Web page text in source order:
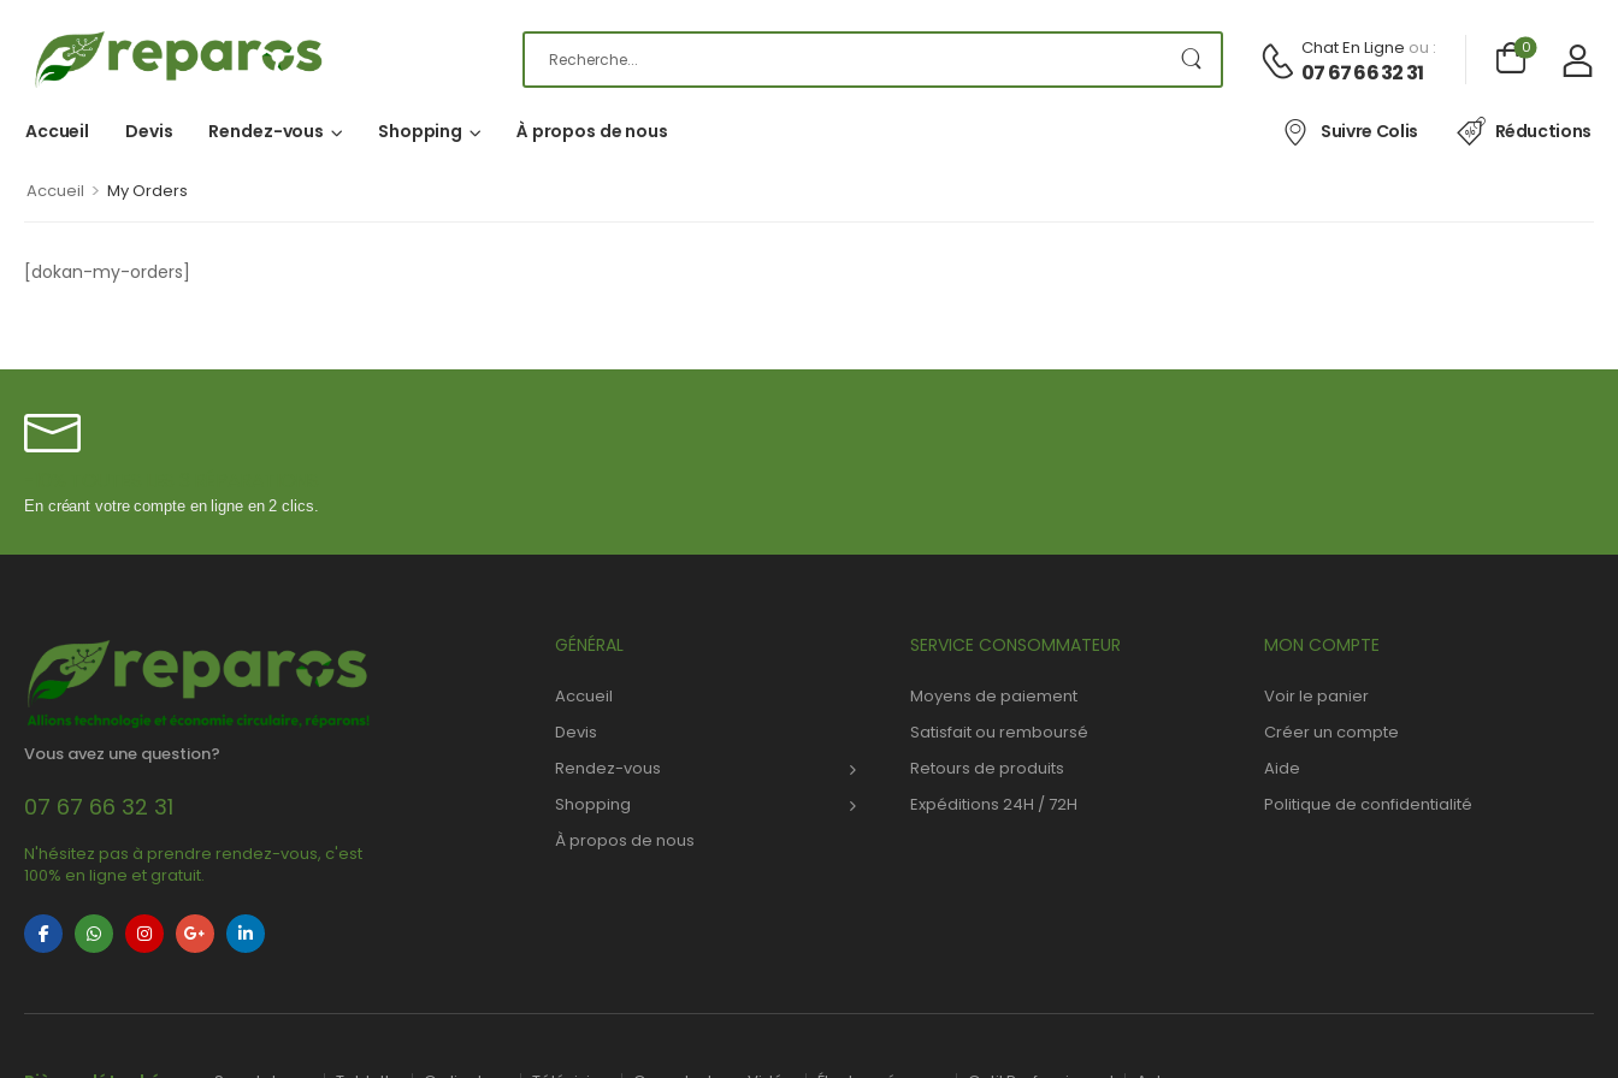
Chat En Ligne ou :
07 67 66 32 31
0
Accueil Devis Rendez-vous Shopping À propos de nous Suivre Colis Réductions
Accueil > My Orders
[dokan-my-orders]
En créant votre compte en ligne en 2 clics.
Vous avez une question?
07 67 66 32 31
N'hésitez pas à prendre rendez-vous, c'est
100% en ligne et gratuit.
GÉNÉRAL
Accueil
Devis
Rendez-vous
Shopping
À propos de nous
SERVICE CONSOMMATEUR
Moyens de paiement
Satisfait ou remboursé
Retours de produits
Expéditions 24H / 72H
MON COMPTE
Voir le panier
Créer un compte
Aide
Politique de confidentialité